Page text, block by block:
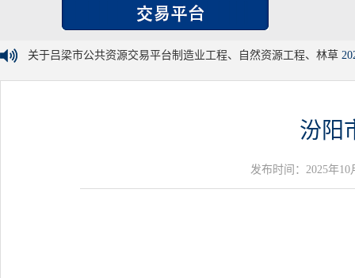
关于吕梁市公共资源交易平台制造业工程、自然资源工程、林草
汾阳
发布时间：2025年10